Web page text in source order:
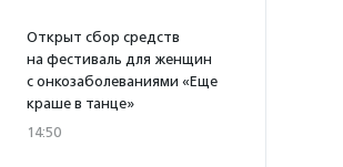
Открыт сбор средств
на фестиваль для женщин
с онкозаболеваниями «Еще
краше в танце»
14:50